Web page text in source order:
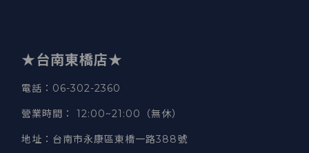
★台南東橋店★
電話 ：06-302-2360
營業時間 ： 12:00~21:00（無休）
地址 ：台南市永康區東橋一路388號